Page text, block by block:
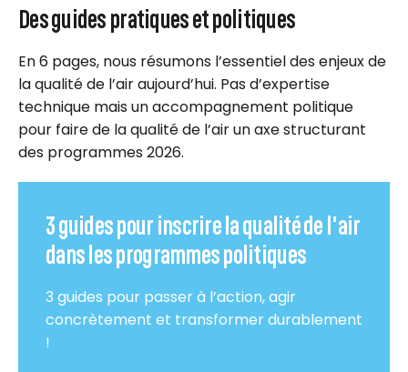
Des guides pratiques et politiques
En 6 pages, nous résumons l’essentiel des enjeux de
la qualité de l’air aujourd’hui. Pas d’expertise
technique mais un accompagnement politique
pour faire de la qualité de l’air un axe structurant
des programmes 2026.
3 guides pour inscrire la qualité de l'air
dans les programmes politiques
3 guides pour passer à l’action, agir
concrètement et transformer durablement
!